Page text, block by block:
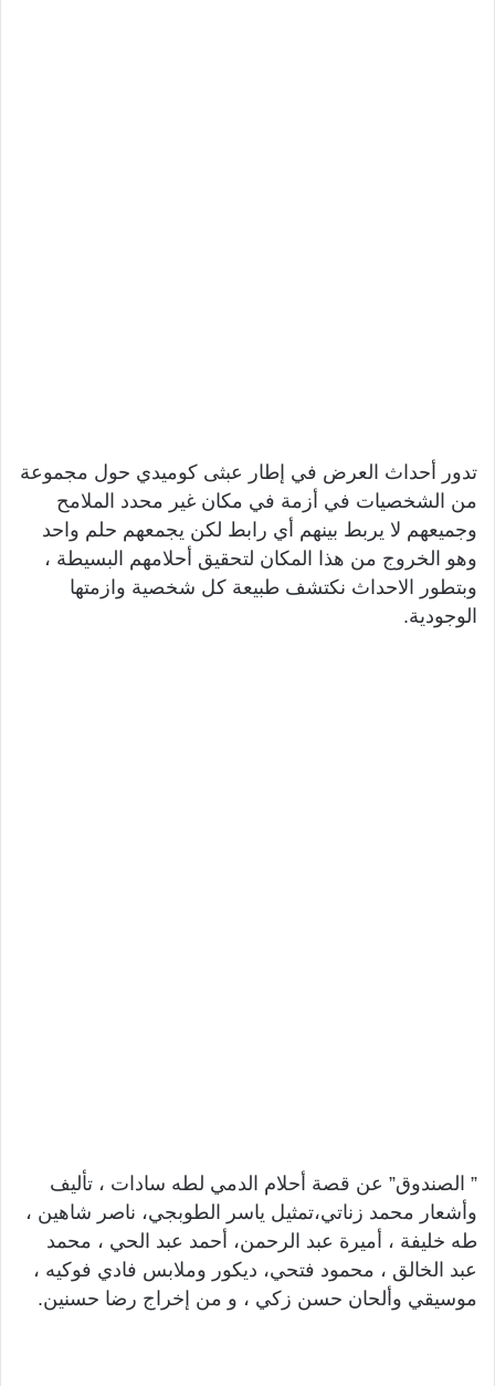
تدور أحداث العرض في إطار عبثى كوميدي حول مجموعة
من الشخصيات في أزمة في مكان غير محدد الملامح
وجميعهم لا يربط بينهم أي رابط لكن يجمعهم حلم واحد
وهو الخروج من هذا المكان لتحقيق أحلامهم البسيطة ،
وبتطور الاحداث نكتشف طبيعة كل شخصية وازمتها
الوجودية.
” الصندوق” عن قصة أحلام الدمي لطه سادات ، تأليف
وأشعار محمد زناتي،تمثيل ياسر الطوبجي، ناصر شاهين ،
طه خليفة ، أميرة عبد الرحمن، أحمد عبد الحي ، محمد
عبد الخالق ، محمود فتحي، ديكور وملابس فادي فوكيه ،
موسيقي وألحان حسن زكي ، و من إخراج رضا حسنين.